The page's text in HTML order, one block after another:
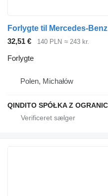
Forlygte til Mercedes-
32,51 €
140 PLN ≈ 243 kr.
Forlygte
Polen, Michałów